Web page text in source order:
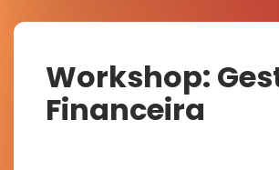
Workshop:
Financeira